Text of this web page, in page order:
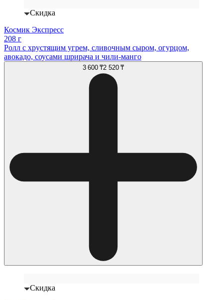
Скидка
Космик Экспресс
208 г
Ролл с хрустящим угрем, сливочным сыром, огурцом,
авокадо, соусами шрирача и чили-манго
3 600 ₸2 520 ₸
Скидка